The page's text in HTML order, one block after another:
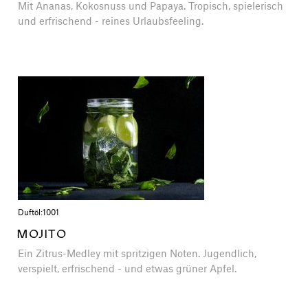
Mit Ananas, Kokosnuss und Papaya. Tropisch, spielerisch
und erfrischend - reines Urlaubsfeeling.
Duftöl:1001
MOJITO
Ein Zitrus-Medley mit spritzigen Noten. Jugendlich,
verspielt, erfrischend - und etwas grüner Apfel.